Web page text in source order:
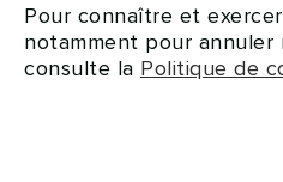
Pour connaître et
notamment pour annuler
consulte la Politique de